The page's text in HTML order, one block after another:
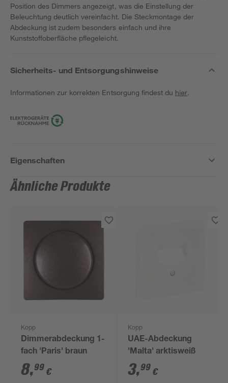
Position des Dimmers angezeigt, was die Einstellung der
Beleuchtung deutlich vereinfacht. Die Steckmontage der
Abdeckung ist zudem besonders einfach und ihre
Kunststoffoberfläche pflegeleicht.
Sicherheits- und Entsorgungshinweise
Informationen zur korrekten Entsorgung findest du hier.
Eigenschaften
Ähnliche Produkte
Kopp
Dimmerabdeckung 1-
fach 'Paris' braun
8,99 €
Kopp
UAE-Abdeckung
'Malta' arktisweiß
3,99 €